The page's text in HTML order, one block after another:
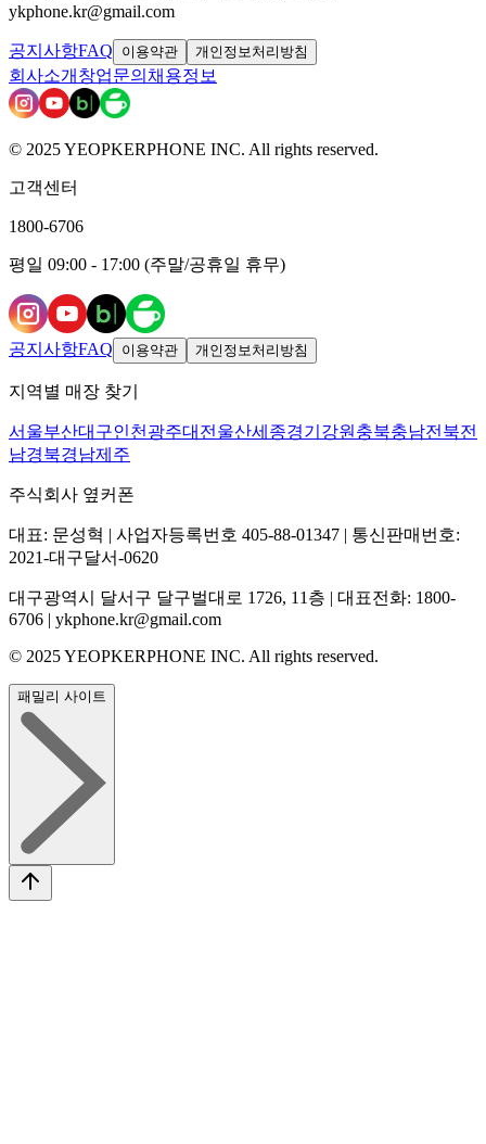
ykphone.kr@gmail.com
공지사항FAQ 이용약관 개인정보처리방침
회사소개 창업문의 채용정보
© 2025 YEOPKERPHONE INC. All rights reserved.
고객센터
1800-6706
평일 09:00 - 17:00 (주말/공휴일 휴무)
공지사항FAQ 이용약관 개인정보처리방침
지역별 매장 찾기
서울부산대구인천 광주대전 울산세종경기 강원 충북충남전북전
남경북경남제주
주식회사 옆커폰
대표: 문성혁 | 사업자등록번호 405-88-01347 | 통신판매번호:
2021-대구달서-0620
대구광역시 달서구 달구벌대로 1726, 11층 | 대표전화: 1800-
6706 | ykphone.kr@gmail.com
© 2025 YEOPKERPHONE INC. All rights reserved.
패밀리 사이트